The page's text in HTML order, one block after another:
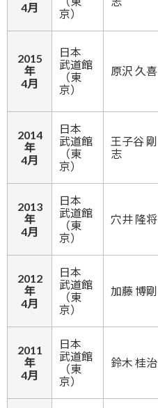
4月
京）
2015
年
4月
日本
武道館
（東
京）
原沢 久喜
2014
年
4月
日本
武道館
（東
京）
王子谷 剛
志
2013
年
4月
日本
武道館
（東
京）
穴井 隆将
2012
年
4月
日本
武道館
（東
京）
加藤 博剛
2011
年
4月
日本
武道館
（東
京）
鈴木 桂治